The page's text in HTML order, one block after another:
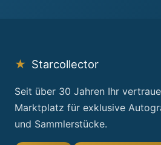
★ Starcollector
Seit über 30 Jahren Ihr
Marktplatz für exklusive
und Sammlerstücke.